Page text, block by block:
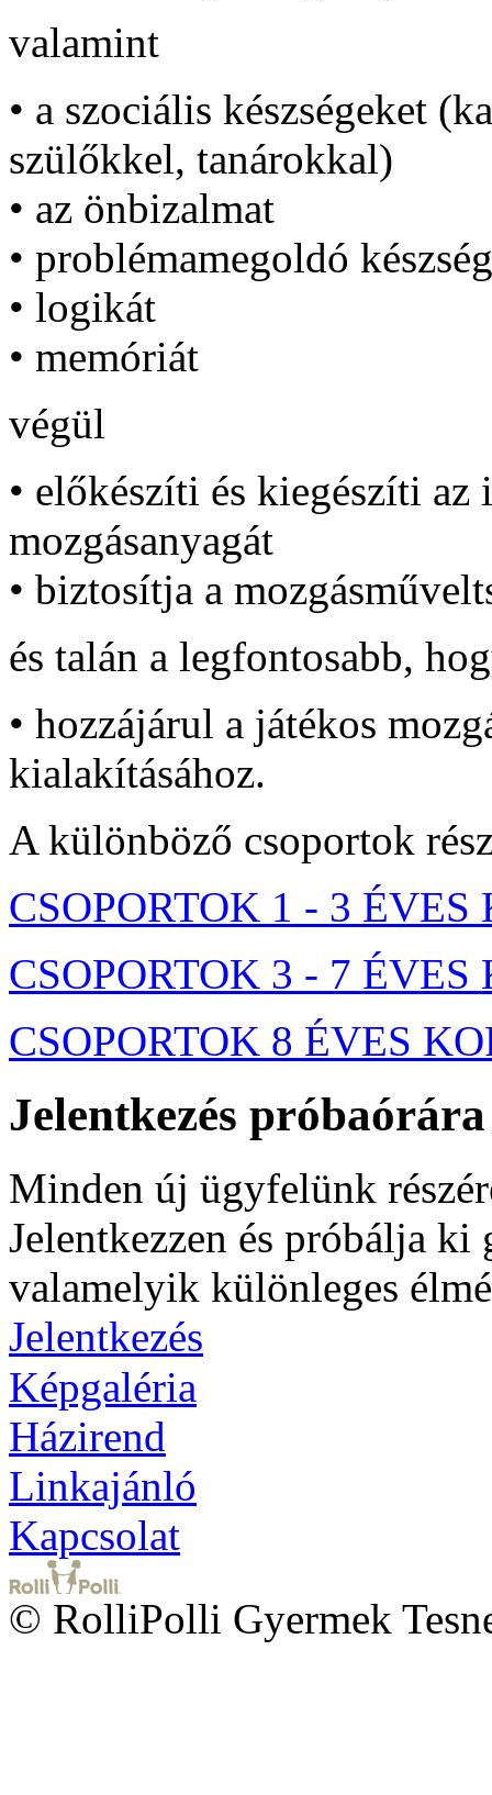
valamint
• a szociális készségeket
szülőkkel, tanárokkal)
• az önbizalmat
• problémamegoldó
• logikát
• memóriát
végül
• előkészíti és kiegészíti az
mozgásanyagát
• biztosítja a
és talán a legfontosabb,
• hozzájárul a játékos
kialakításához.
A különböző csoportok
CSOPORTOK 1 - 3 ÉVES
CSOPORTOK 3 - 7 ÉVES
CSOPORTOK 8 ÉVES
Jelentkezés próbaórára
Minden új ügyfelünk
Jelentkezzen és próbálja
valamelyik különleges
Jelentkezés
Képgaléria
Házirend
Linkajánló
Kapcsolat
© RolliPolli Gyermek